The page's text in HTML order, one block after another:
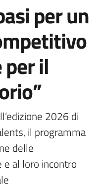
per un
il
2026 di
il programma
delle
al loro incontro